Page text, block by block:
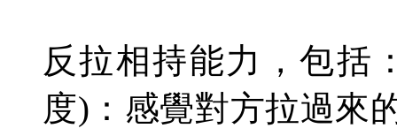
反拉相持能力，包括
度) ：感覺對方拉過來